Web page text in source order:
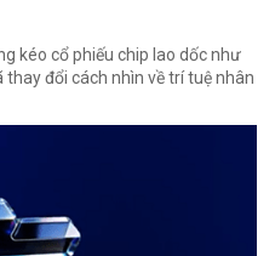
kéo cổ phiếu chip lao dốc như
đổi cách nhìn về trí tuệ nhân